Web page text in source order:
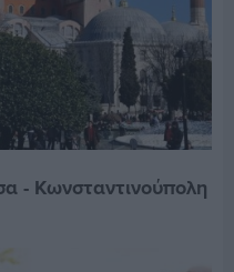
- Κωνσταντινούπολη